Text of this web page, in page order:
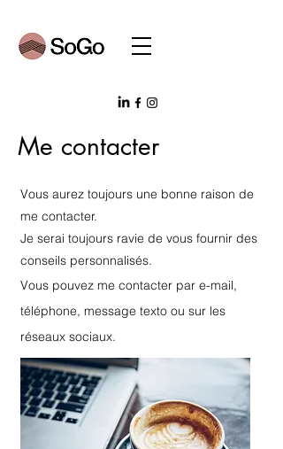
Me contacter
Vous aurez toujours une bonne raison de
me contacter.
Je serai toujours ravie de vous fournir des
conseils personnalisés.
Vous pouvez me contacter par e-mail,
téléphone, message texto ou sur les
réseaux sociaux.